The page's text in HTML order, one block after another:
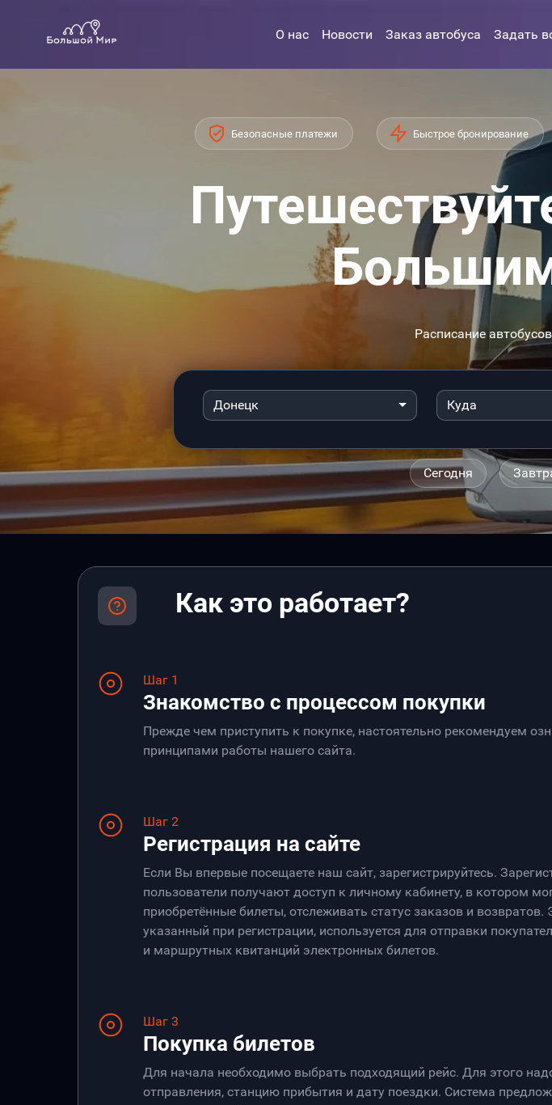
О нас Новости Заказ автобуса Задать
Безопасные платежи Быстрое бронирование
Расписание
Донецк Куда
Сегодня
Как это работает?
Шаг 1
Знакомство с процессом покупки
Прежде чем приступить к покупке, настоятельно рекомендуем
принципами работы нашего сайта.
Шаг 2
Регистрация на сайте
Если Вы впервые посещаете наш сайт, зарегистрируйтесь.
пользователи получают доступ к личному кабинету, в котором
приобретённые билеты, отслеживать статус заказов и
указанный при регистрации, используется для отправки
и маршрутных квитанций электронных билетов.
Шаг 3
Покупка билетов
Для начала необходимо выбрать подходящий рейс. Для этого
отправления, станцию прибытия и дату поездки. Система